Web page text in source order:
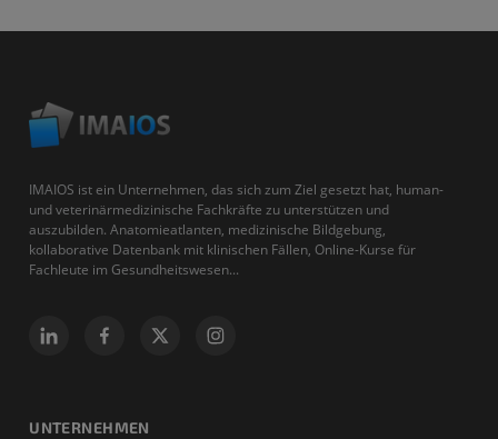
IMAIOS ist ein Unternehmen, das sich zum Ziel gesetzt hat, human-
und veterinärmedizinische Fachkräfte zu unterstützen und
auszubilden. Anatomieatlanten, medizinische Bildgebung,
kollaborative Datenbank mit klinischen Fällen, Online-Kurse für
Fachleute im Gesundheitswesen...
UNTERNEHMEN